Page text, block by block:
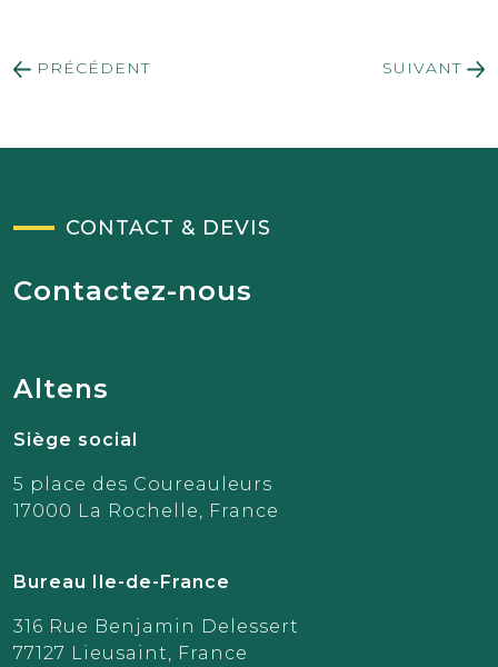
PRÉCÉDENT SUIVANT
CONTACT & DEVIS
Contactez-nous
Altens
Siège social
5 place des Coureauleurs
17000 La Rochelle, France
Bureau Ile-de-France
316 Rue Benjamin Delessert
77127 Lieusaint, France